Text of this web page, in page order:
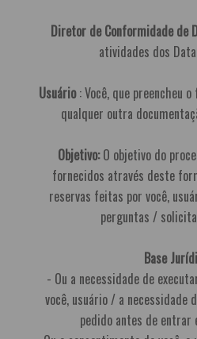
Diretor de Conformidade de
atividades dos
Usuário: Você, que preencheu
qualquer outra
Objetivo:O objetivo do
fornecidos através deste
reservas feitas por você,
perguntas /
Base
- Ou a necessidade de
você, usuário / a necessidade
pedido antes de entrar